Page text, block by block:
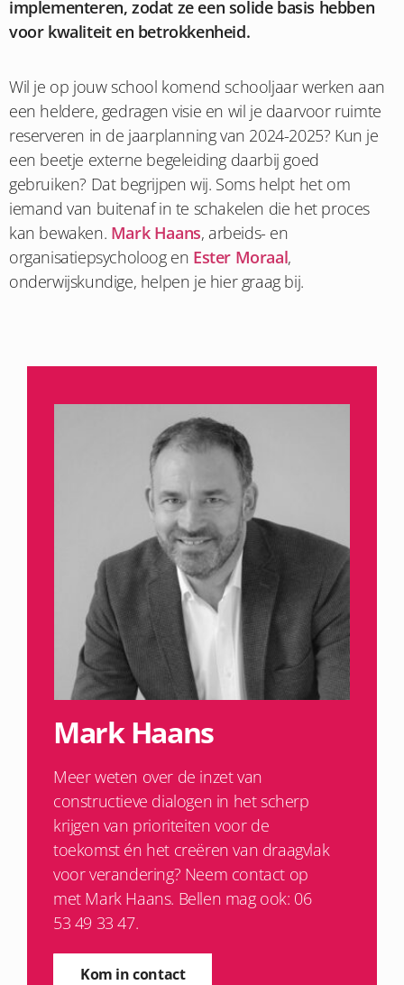
implementeren, zodat ze een solide basis hebben
voor kwaliteit en betrokkenheid.
Wil je op jouw school komend schooljaar werken aan
een heldere, gedragen visie en wil je daarvoor ruimte
reserveren in de jaarplanning van 2024-2025? Kun je
een beetje externe begeleiding daarbij goed
gebruiken? Dat begrijpen wij. Soms helpt het om
iemand van buitenaf in te schakelen die het proces
kan bewaken. Mark Haans, arbeids- en
organisatiepsycholoog en Ester Moraal,
onderwijskundige, helpen je hier graag bij.
Mark Haans
Meer weten over de inzet van
constructieve dialogen in het scherp
krijgen van prioriteiten voor de
toekomst én het creëren van draagvlak
voor verandering? Neem contact op
met Mark Haans. Bellen mag ook: 06
53 49 33 47.
Kom in contact